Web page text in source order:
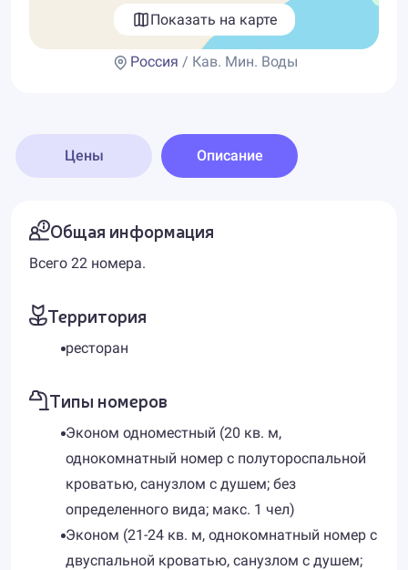
Показать на карте
Россия / Кав. Мин. Воды
Цены Описание
Общая информация
Всего 22 номера.
Территория
ресторан
Типы номеров
Эконом одноместный (20 кв. м,
однокомнатный номер с полутороспальной
кроватью, санузлом с душем; без
определенного вида; макс. 1 чел)
Эконом (21-24 кв. м, однокомнатный номер с
двуспальной кроватью, санузлом с душем;